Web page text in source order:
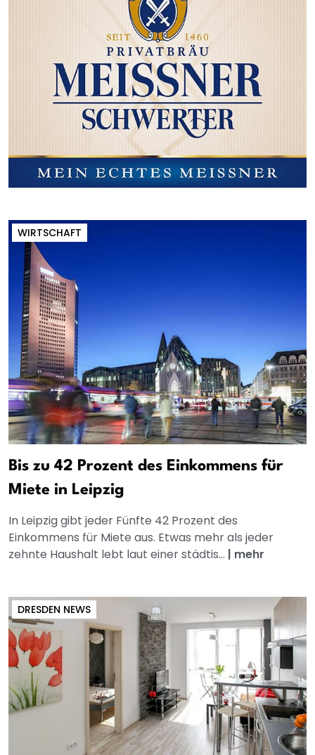
WIRTSCHAFT
Bis zu 42 Prozent des Einkommens für
Miete in Leipzig
In Leipzig gibt jeder Fünfte 42 Prozent des
Einkommens für Miete aus. Etwas mehr als jeder
zehnte Haushalt lebt laut einer städtis... | mehr
DRESDEN NEWS